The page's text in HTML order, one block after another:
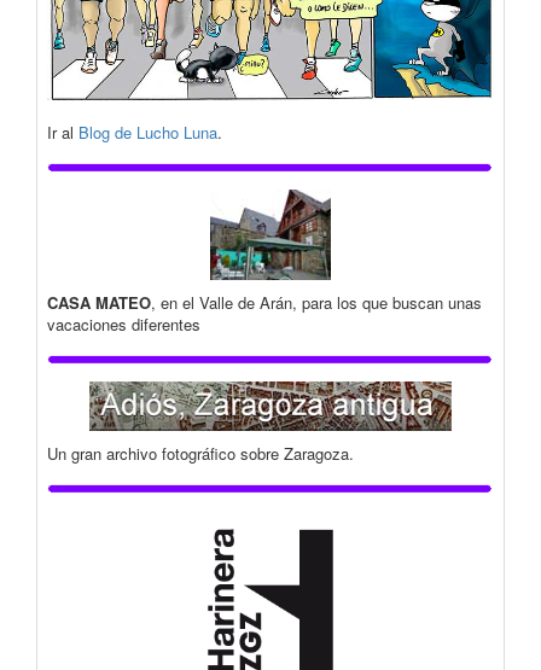
Ir al Blog de Lucho Luna.
CASA MATEO, en el Valle de Arán, para los que buscan unas
vacaciones diferentes
Un gran archivo fotográfico sobre Zaragoza.